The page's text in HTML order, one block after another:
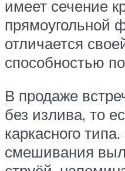
имеет сечение
прямоугольной
отличается
способностью
В продаже
без излива, то
каркасного
смешивания